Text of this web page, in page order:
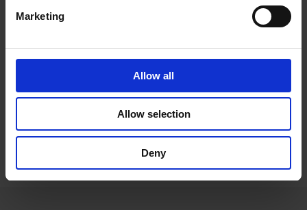
Marketing
Allow all
Allow selection
Deny
500 Robust 900